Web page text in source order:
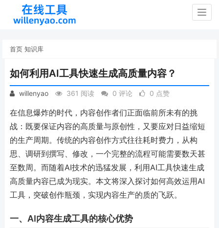
首页 知识库
如何利用AI工具快速生成高质量内容？
willenyao 361 阅读 0 评论 0 点赞
在信息爆炸的时代，内容创作者们正面临前所未有的挑
战：既要保证内容的高质量与原创性，又要应对日益缩短
的生产周期。传统的内容创作方式往往耗时费力，从构
思、调研到撰写、修改，一个完整的流程可能需要数天甚
至数周。而随着AI技术的迅猛发展，利用AI工具快速生成
高质量内容已成为现实。本文将深入探讨如何高效运用AI
工具，突破创作瓶颈，实现内容生产的质的飞跃。
一、AI内容生成工具的核心优势